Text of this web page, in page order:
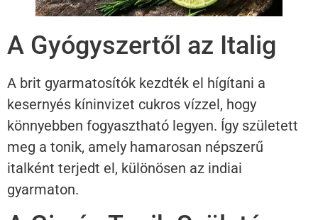
A Gyógyszertől az Italig
A brit gyarmatosítók kezdték el hígítani a
kesernyés kíninvizet cukros vízzel, hogy
könnyebben fogyasztható legyen. Így született
meg a tonik, amely hamarosan népszerű
italként terjedt el, különösen az indiai
gyarmaton.